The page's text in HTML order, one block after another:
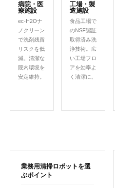
病院・医
療施設
ec-H2Oナ
ノクリーン
で洗剤残留
リスクを低
減。清潔な
院内環境を
安定維持。
工場・製
造施設
食品工場で
のNSF認証
取得済み洗
浄技術。広
い工場フロ
アを効率よ
く清潔に。
業務用清掃ロボットを選
ぶポイント